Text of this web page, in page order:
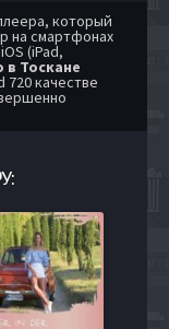
который
на смартфонах
(iPad,
в Тоскане
качестве